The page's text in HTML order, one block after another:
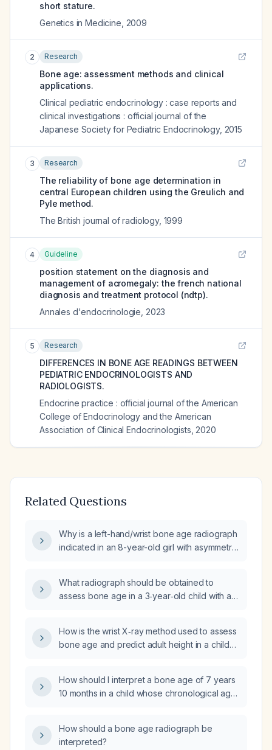
short stature.
Genetics in Medicine 2009
2 Research
Bone age: assessment methods and clinical
applications.
Clinical pediatric endocrinology : case reports and
clinical investigations : official journal of the
Japanese Society for Pediatric Endocrinology, 2015
3 Research
The reliability of bone age determination in
central European children using the Greulich and
Pyle method.
The British journal of radiology, 1999
4 Guideline
position statement on the diagnosis and
management of acromegaly: the french national
diagnosis and treatment protocol (ndtp).
Annales d'endocrinologie 2023
5 Research
DIFFERENCES IN BONE AGE READINGS BETWEEN
PEDIATRIC ENDOCRINOLOGISTS AND
RADIOLOGISTS.
Endocrine practice : official journal of the American
College of Endocrinology and the American
Association of Clinical Endocrinologists 2020
Related Questions
Why is a left-hand/wrist bone age radiograph
indicated in an 8-year-old girl with asymmetric
What radiograph should be obtained to
assess bone age in a 3‑year‑old child with a
How is the wrist X‑ray method used to assess
bone age and predict adult height in a child
How should I interpret a bone age of 7 years
10 months in a child whose chronological age
How should a bone age radiograph be
interpreted?